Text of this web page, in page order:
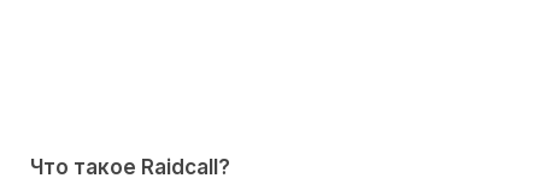
Что такое Raidcall?